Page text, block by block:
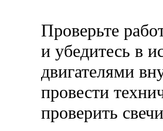
Проверьте
и убедитесь в
двигателями
провести
проверить